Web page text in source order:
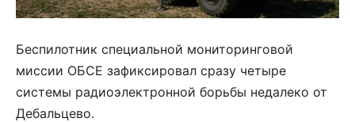
Беспилотник специальной мониторинговой
миссии ОБСЕ зафиксировал сразу четыре
системы радиоэлектронной борьбы недалеко от
Дебальцево.